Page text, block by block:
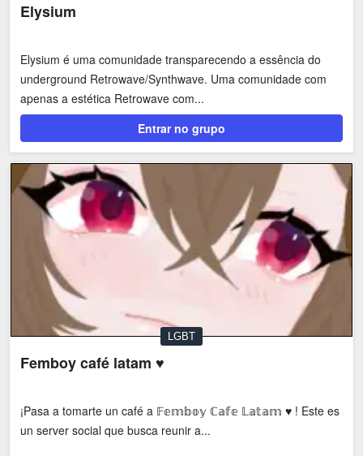
Elysium
Elysium é uma comunidade transparecendo a essência do
underground Retrowave/Synthwave. Uma comunidade com
apenas a estética Retrowave com...
Entrar no grupo
LGBT
Femboy café latam ♥
¡Pasa a tomarte un café a 𝔽𝕖𝕞𝕓𝕠𝕪 ℂ𝕒𝕗𝕖 𝕃𝕒𝕥𝕒𝕞 ♥ ! Este es
un server social que busca reunir a...